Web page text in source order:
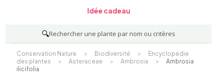
Idée cadeau
🔍Rechercher une plante par nom ou critères
Conservation Nature > Biodiversité >
Encyclopédie
des plantes
> Asteraceae > Ambrosia >
Ambrosia
ilicifolia